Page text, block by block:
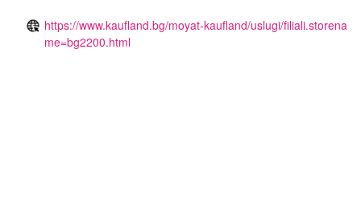
https://www.kaufland.bg/moyat-kaufland/uslugi/filiali.storena
me=bg2200.html